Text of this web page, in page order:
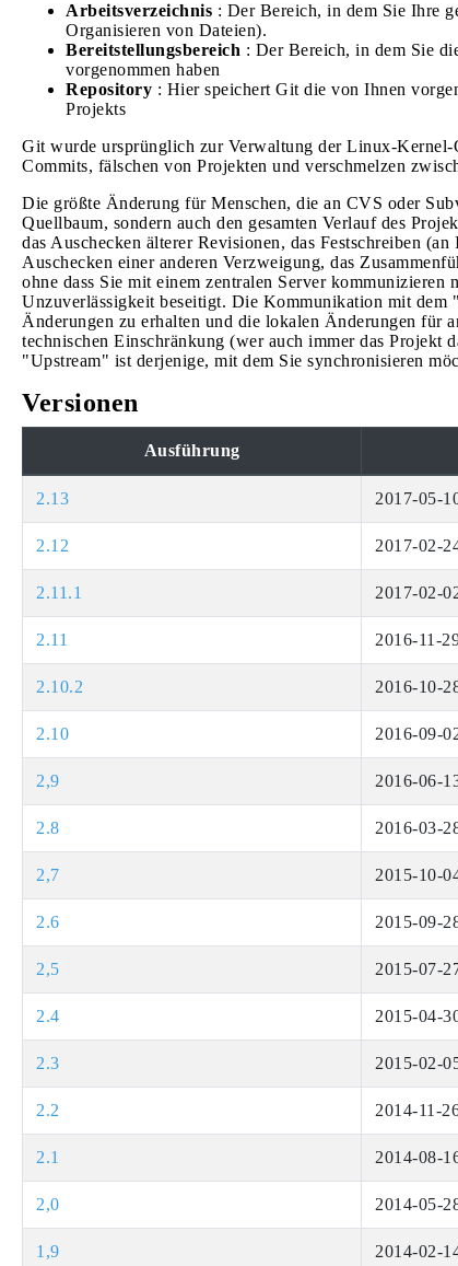
Arbeitsverzeichnis : Der Bereich, in dem Sie Ihre
Organisieren von Dateien).
Bereitstellungsbereich : Der Bereich, in dem Sie
vorgenommen haben
Repository : Hier speichert Git die von Ihnen
Projekts
Git wurde ursprünglich zur Verwaltung der Linux-
Commits, fälschen von Projekten und verschmelzen
Die größte Änderung für Menschen, die an CVS oder
Quellbaum, sondern auch den gesamten Verlauf des
das Auschecken älterer Revisionen, das Festschreiben
Auschecken einer anderen Verzweigung, das
ohne dass Sie mit einem zentralen Server
Unzuverlässigkeit beseitigt. Die Kommunikation mit dem
Änderungen zu erhalten und die lokalen Änderungen für
technischen Einschränkung (wer auch immer das Projekt
"Upstream" ist derjenige, mit dem Sie synchronisieren
Versionen
Ausführung
2.13 2017-05-
2.12 2017-02-
2.11.1 2017-02-
2.11 2016-11-
2.10.2 2016-10-
2.10 2016-09-
2,9 2016-06-
2.8 2016-03-
2,7 2015-10-
2.6 2015-09-
2,5 2015-07-
2.4 2015-04-
2.3 2015-02-
2.2 2014-11-
2.1 2014-08-
2,0 2014-05-
1,9 2014-02-